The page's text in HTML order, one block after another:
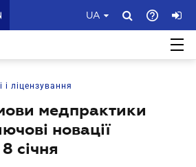
UA
і ліцензування
медпрактики
новації
січня